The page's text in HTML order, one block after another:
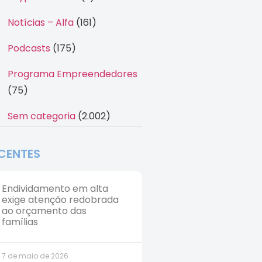
Notícias – Alfa(161)
Podcasts (175)
Programa Empreendedores
(75)
Sem categoria(2.002)
Endividamento em alta
exige atenção redobrada
ao orçamento das
famílias
7 de maio de 2026